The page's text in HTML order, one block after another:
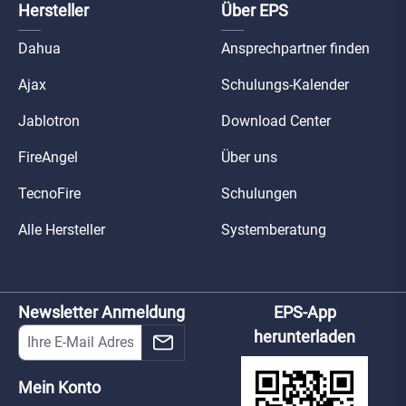
Hersteller
Dahua
Ajax
Jablotron
FireAngel
TecnoFire
Alle Hersteller
Über EPS
Ansprechpartner finden
Schulungs-Kalender
Download Center
Über uns
Schulungen
Systemberatung
Newsletter Anmeldung
Mein Konto
EPS-App
herunterladen